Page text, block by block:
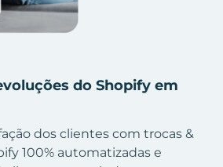
do Shopify em
dos clientes com trocas &
100% automatizadas e